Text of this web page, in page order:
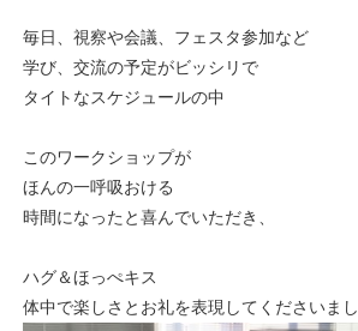
毎日、視察や会議、フェスタ参加など
学び、交流の予定がビッシリで
タイトなスケジュールの中
このワークショップが
ほんの一呼吸おける
時間になったと喜んでいただき、
ハグ＆ほっぺキス
体中で楽しさとお礼を表現してくださいま